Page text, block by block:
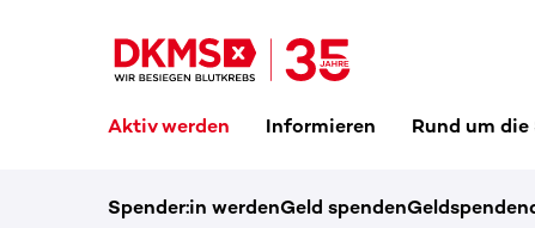
Aktiv werden Informieren Rund um die
Spender:in werdenGeld spenden